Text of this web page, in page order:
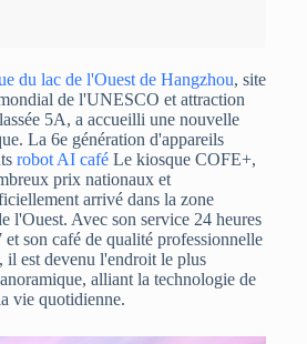
du lac de l'Ouest de Hangzhou, site
de l'UNESCO et attraction
5A, a accueilli une nouvelle
La 6e génération d'appareils
robot AI caféLe kiosque COFE+,
prix nationaux et
arrivé dans la zone
l'Ouest. Avec son service 24 heures
son café de qualité professionnelle
il est devenu l'endroit le plus
alliant la technologie de
vie quotidienne.